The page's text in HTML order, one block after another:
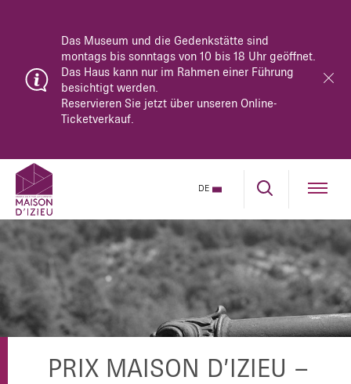
Das Museum und die Gedenkstätte sind
montags bis sonntags von 10 bis 18 Uhr geöffnet.
Das Haus kann nur im Rahmen einer Führung
besichtigt werden.
Reservieren Sie jetzt über unseren Online-
Ticketverkauf.
DE
PRIX MAISON D’IZIEU –